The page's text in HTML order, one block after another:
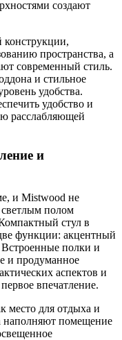
создают
конструкции,
пространства, а
современный стиль.
и стильное
удобства.
удобство и
расслабляющей
и
и Mistwood не
светлым полом
стул в
функции: акцентный
Встроенные полки и
и продуманное
аспектов и
впечатление.
место для отдыха и
наполняют помещение